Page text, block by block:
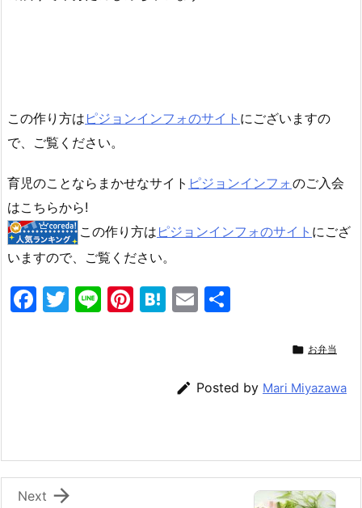
この作り方は ピジョンインフォのサイト にございますの
で、ご覧ください。
育児のことならまかせなサイト ピジョンインフォのご入会
はこちらから!
この作り方は ピジョンインフォのサイト にござ
いますので、ご覧ください。
F
o
k
T
Li Pi H
a
E
l
 お弁当
 Posted by Mari Miyazawa

Next